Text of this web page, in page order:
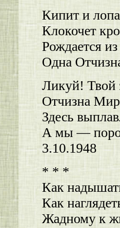
Кипит и
Клокочет
Рождается
Одна
Ликуй! Твой
Отчизна
Здесь
А мы —
3.10.1948
* * *
Как
Как
Жадному к